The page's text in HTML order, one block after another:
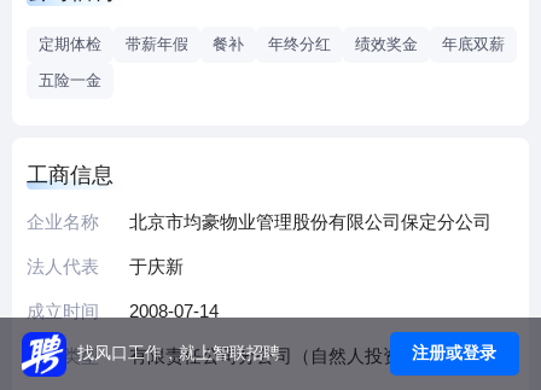
凝注专力于不动产管理实践与研究,将先进的国际理念与管理
定期体检 带薪年假 餐补 年终分红 绩效奖金
年底双薪
五险一金
工商信息
企业名称 北京市均豪物业管理股份有限公司保定分公司
法人代表 于庆新
成立时间 2008-07-14
企业类型 有限责任公司分公司（自然人投资或控股）
找风口工作，就上智联招聘 注册或登录